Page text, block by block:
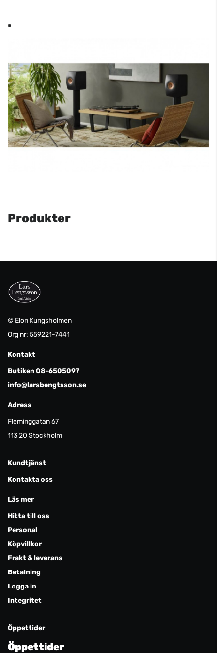
.
Produkter
© Elon Kungsholmen
Org nr: 559221-7441
Kontakt
Butiken 08-6505097
info@larsbengtsson.se
Adress
Fleminggatan 67
113 20 Stockholm
Kundtjänst
Kontakta oss
Läs mer
Hitta till oss
Personal
Köpvillkor
Frakt & leverans
Betalning
Logga in
Integritet
Öppettider
Öppettider